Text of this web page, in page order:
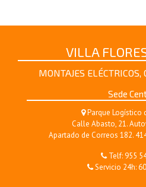
VILLA
MONTAJES ELÉCTRICOS,
Sede
Parque Logístico
Calle Abasto, 21.
Apartado de Correos 182.
Telf: 955
Servicio 24h: